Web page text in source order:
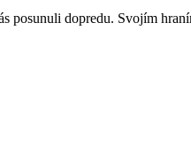
posunuli dopredu. Svojím